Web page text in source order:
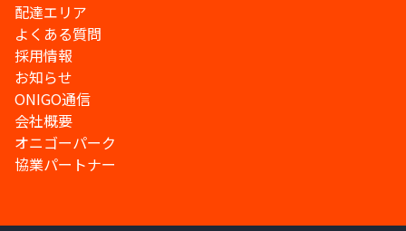
配達エリア
よくある質問
採用情報
お知らせ
ONIGO通信
会社概要
オニゴーパーク
協業パートナー